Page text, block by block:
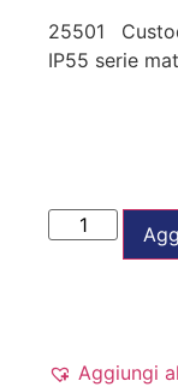
25501
IP55 serie
Aggiungi